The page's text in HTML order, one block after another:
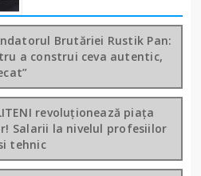
Brutăriei Rustik Pan:
a construi ceva autentic,
revoluționează piața
Salarii la nivelul profesiilor
tehnic